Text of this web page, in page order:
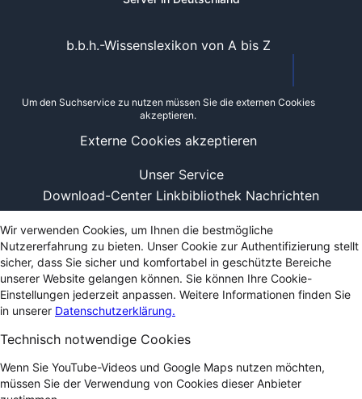
Unser Service
Download-Center Linkbibliothek Nachrichten
b.b.h.-Wissenslexikon von A bis Z
Um den Suchservice zu nutzen müssen Sie die externen Cookies
akzeptieren.
Externe Cookies akzeptieren
Wir verwenden Cookies, um Ihnen die bestmögliche
Nutzererfahrung zu bieten. Unser Cookie zur Authentifizierung stellt
sicher, dass Sie sicher und komfortabel in geschützte Bereiche
unserer Website gelangen können. Sie können Ihre Cookie-
Einstellungen jederzeit anpassen. Weitere Informationen finden Sie
in unserer Datenschutzerklärung.
Technisch notwendige Cookies
Wenn Sie YouTube-Videos und Google Maps nutzen möchten,
müssen Sie der Verwendung von Cookies dieser Anbieter